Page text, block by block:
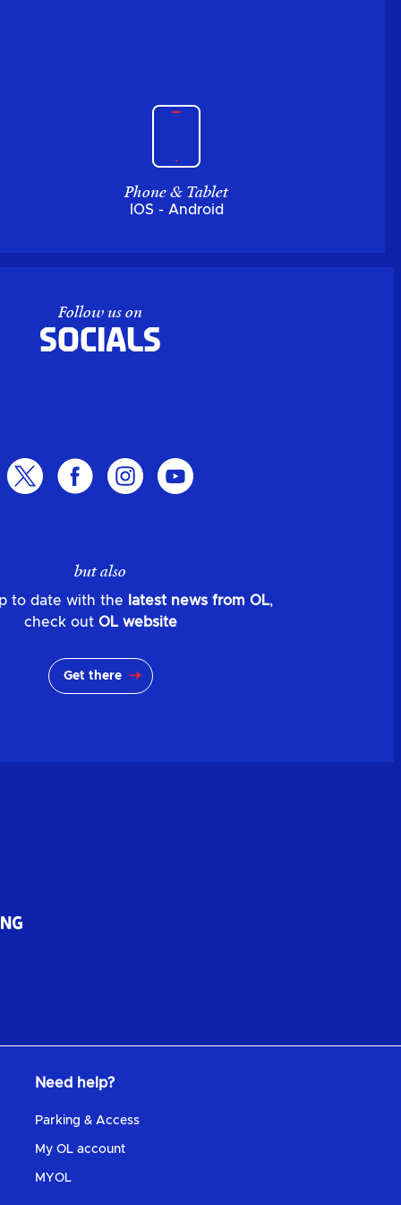
Phone & Tablet
IOS - Android
Follow us on
Socials
but also
to date with the latest news from OL,
check out OL website
Get there
Need help?
Parking & Access
My OL account
MYOL